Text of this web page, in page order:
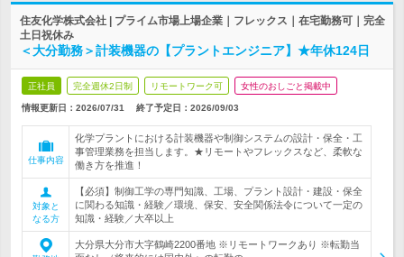
住友化学株式会社 | プライム市場上場企業｜フレックス｜在宅勤務可｜完全
土日祝休み
＜大分勤務＞計装機器の【プラントエンジニア】★年休124日
正社員 完全週休2日制 リモートワーク可 女性のおしごと掲載中
情報更新日：2026/07/31 終了予定日： 2026/09/03
仕事内容
化学プラントにおける計装機器や制御システムの設計・保全・工
事管理業務を担当します。★リモートやフレックスなど、柔軟な
働き方を推進！
対象と
なる方
【必須】制御工学の専門知識、工場、プラント設計・建設・保全
に関わる知識・経験／環境、保安、安全関係法令について一定の
知識・経験／大卒以上
大分県大分市大字鶴崎2200番地 ※リモートワークあり ※転勤当